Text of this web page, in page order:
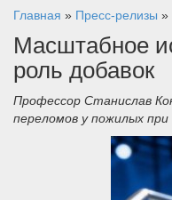
Главная » Пресс-релизы »
Масштабное
роль добавок
Профессор Станислав
переломов у пожилых